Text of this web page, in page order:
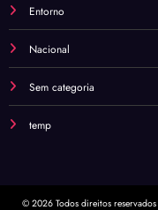
Entorno
Nacional
Sem categoria
temp
© 2026 Todos direitos reservados